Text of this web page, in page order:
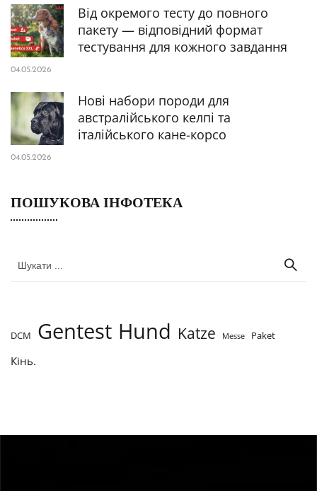
Від окремого тесту до повного
пакету — відповідний формат
тестування для кожного завдання
04.05.2026
Нові набори породи для
австралійського келпі та
італійського кане-корсо
04.05.2026
ПОШУКОВА ІНФОТЕКА
DCM Gentest Hund Katze Messe Paket
Кінь.